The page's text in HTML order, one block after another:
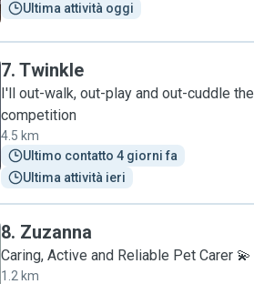
Ultima attività oggi
7. Twinkle
I'll out-walk, out-play and out-cuddle the
competition
4.5 km
Ultimo contatto 4 giorni fa
Ultima attività ieri
8. Zuzanna
Caring, Active and Reliable Pet Carer 💫
1.2 km